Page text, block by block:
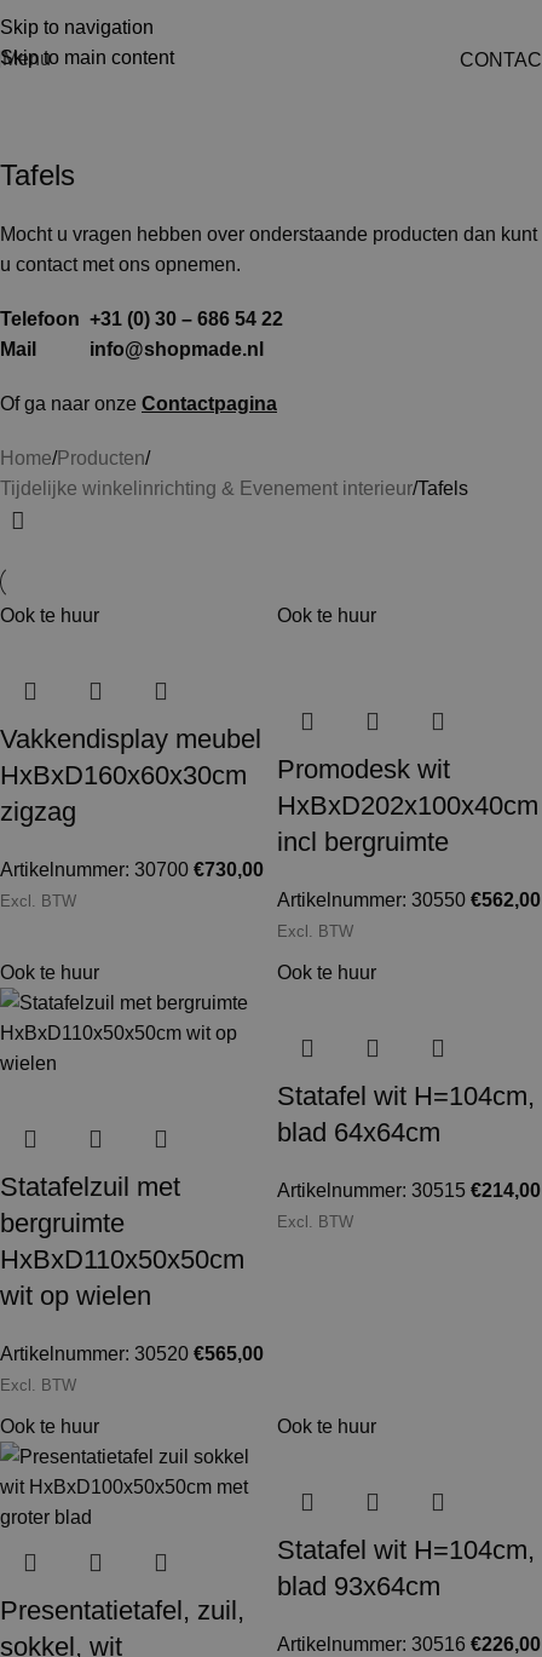
Skip to navigation
Skip to main content
Menu
Tafels
Mocht u vragen hebben over onderstaande producten dan kunt
u contact met ons opnemen.
Telefoon +31 (0) 30 – 686 54 22
Mail info@shopmade.nl
Of ga naar onze Contactpagina
Home Producten
Tijdelijke winkelinrichting & Evenement interieur Tafels
Ook te huur
Vakkendisplay meubel
HxBxD160x60x30cm
zigzag
Artikelnummer: 30700 €730,00
Excl. BTW
Ook te huur
Promodesk wit
HxBxD202x100x40cm
incl bergruimte
Artikelnummer: 30550 €562,00
Excl. BTW
Ook te huur
Statafelzuil met
bergruimte
HxBxD110x50x50cm
wit op wielen
Artikelnummer: 30520 €565,00
Excl. BTW
Ook te huur
Statafel wit H=104cm,
blad 64x64cm
Artikelnummer: 30515 €214,00
Excl. BTW
Ook te huur
Presentatietafel, zuil,
sokkel, wit
Ook te huur
Statafel wit H=104cm,
blad 93x64cm
Artikelnummer: 30516 €226,00